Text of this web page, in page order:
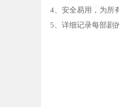
4、安全易用，为所
5、详细记录每部剧